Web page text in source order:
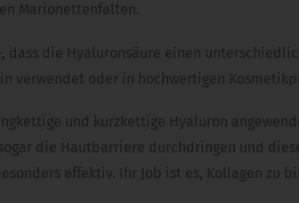
Marionettenfalten.
dass die Hyaluronsäure einen
verwendet oder in hochwertigen
und kurzkettige Hyaluron
die Hautbarriere durchdringen und
effektiv. Ihr Job ist es, Kollagen zu